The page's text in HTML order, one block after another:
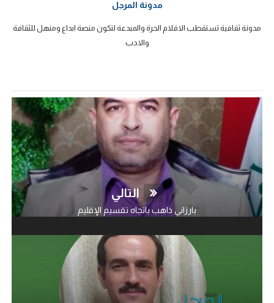
مدونة المرجل
مدونة ثقافية تستقطب الاقلام الحرة والمبدعة لتكون منصة ابداع ومنهل للثقافة
والادب
التالي
بارزاني ذاهب باتجاه تقسيم الإقليم